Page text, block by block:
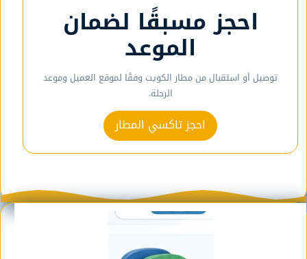
احجز مسبقًا لضمان
الموعد
توصيل أو استقبال من مطار الكويت وفقًا لموقع العميل وموعد
الرحلة.
احجز تاكسي المطار